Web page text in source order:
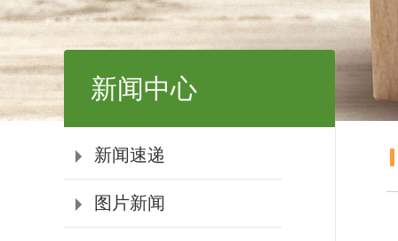
新闻中心
新闻速递
图片新闻